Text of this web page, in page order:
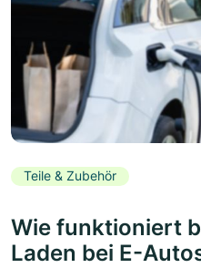
Teile & Zubehör
Wie funktioniert
Laden bei E-